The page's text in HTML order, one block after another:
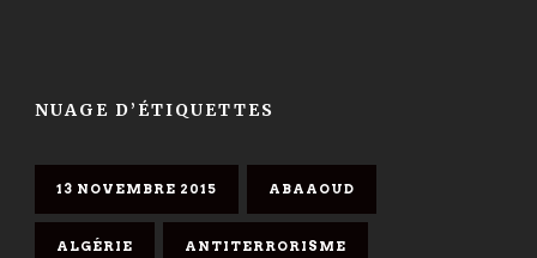
NUAGE D’ÉTIQUETTES
13 NOVEMBRE 2015 ABAAOUD
ALGÉRIE ANTITERRORISME